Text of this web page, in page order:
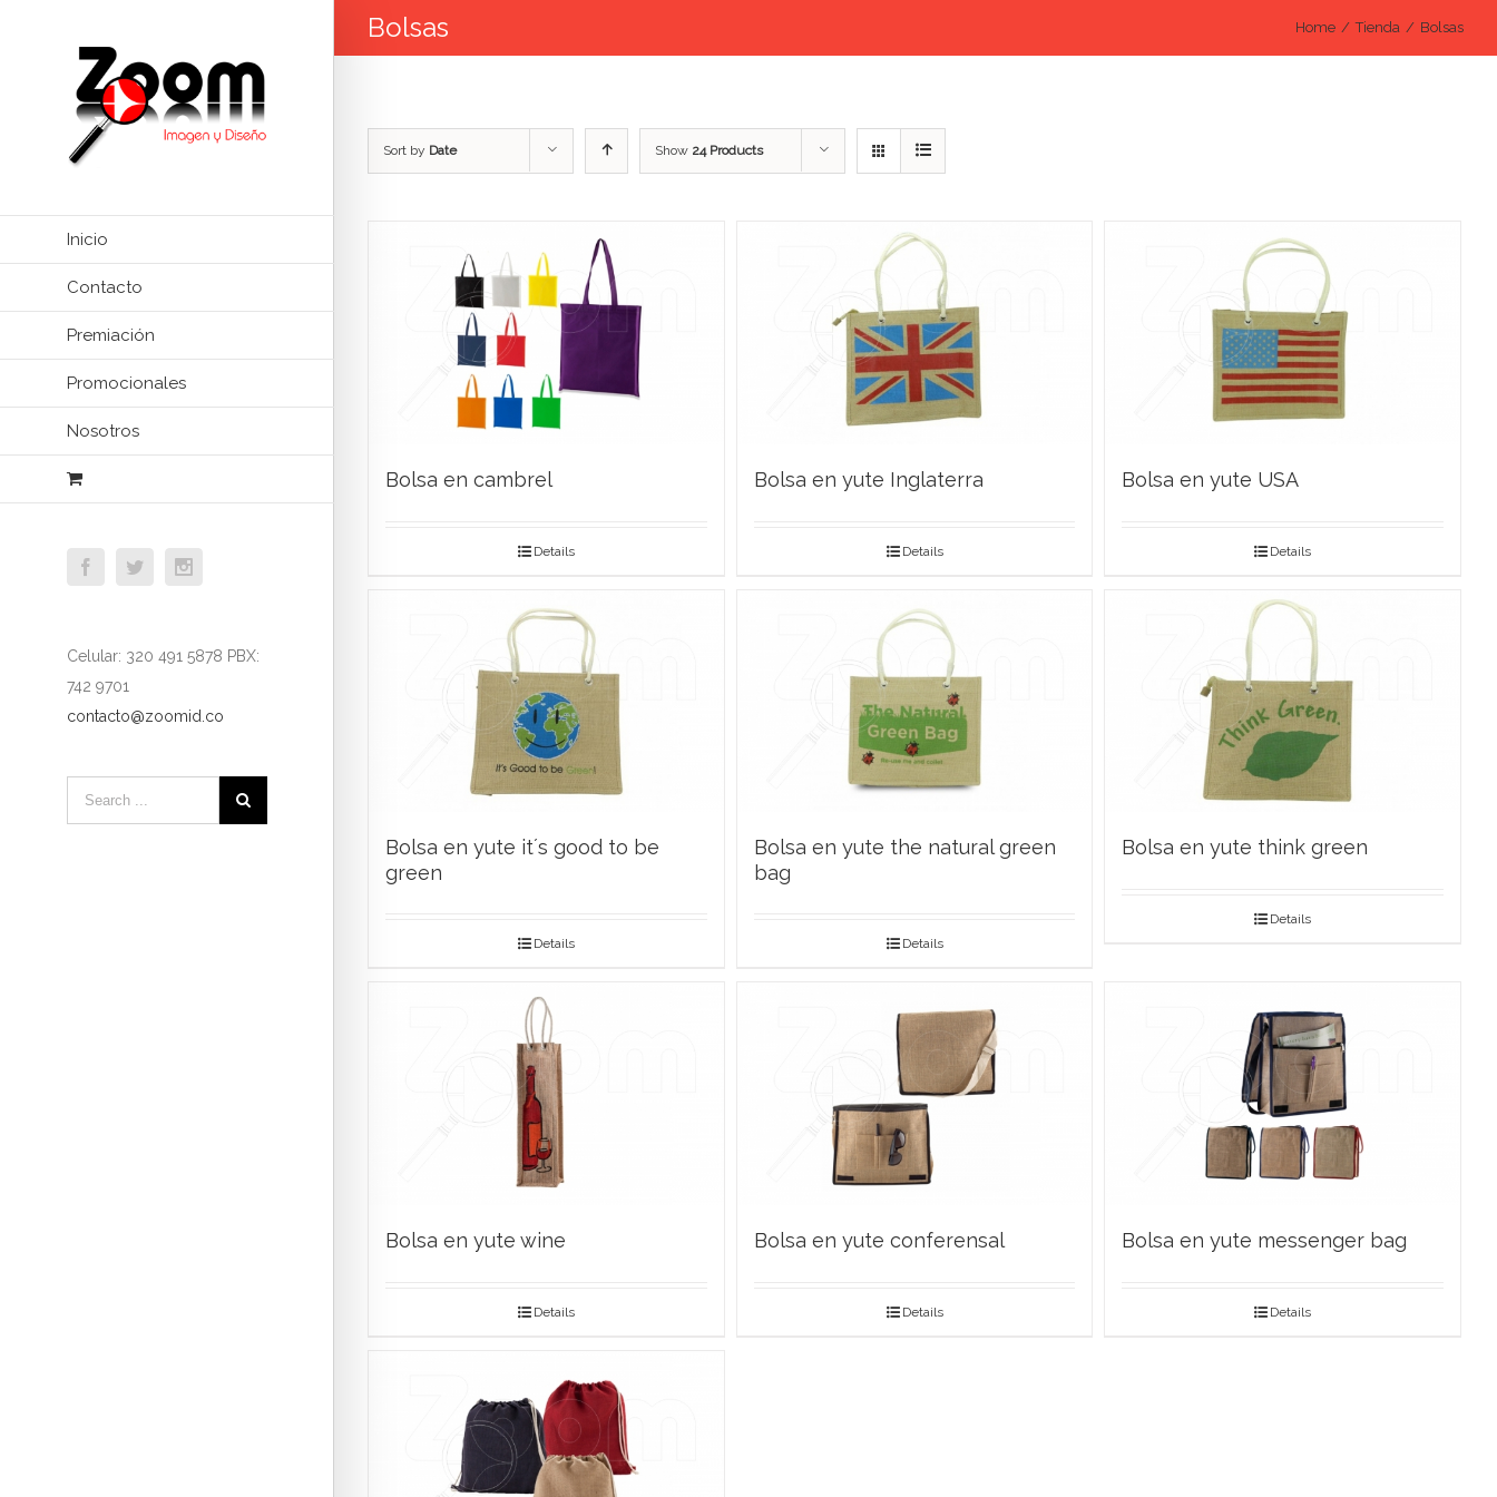
Inicio
Contacto
Premiación
Promocionales
Nosotros
FacebookTwitter
Celular: 320 491 5878 PBX:
742 9701
contacto@zoomid.co
Bolsas Home / Tienda / Bolsas
Sort by Date Show 24 Products
Bolsa en cambrel
Details
Bolsa en yute Inglaterra
Details
Bolsa en yute USA
Details
Bolsa en yute it´s good to be
green
Details
Bolsa en yute the natural green
bag
Details
Bolsa en yute think green
Details
Bolsa en yute wine
Details
Bolsa en yute conferensal
Details
Bolsa en yute messenger bag
Details